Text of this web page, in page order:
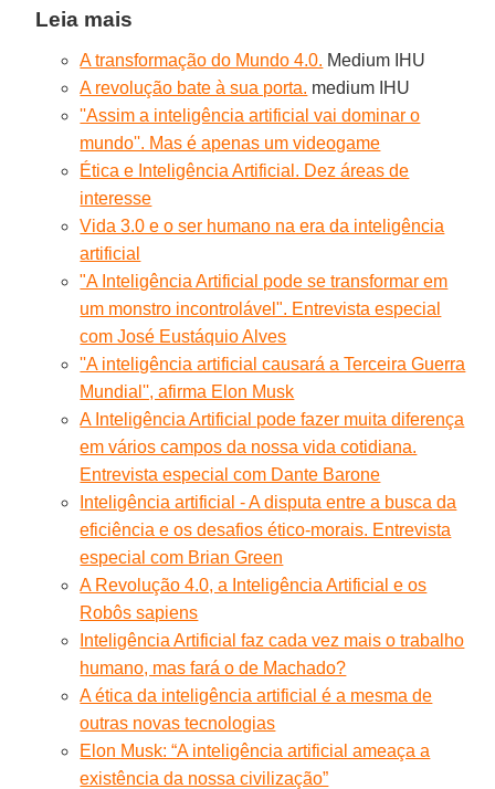
Leia mais
A transformação do Mundo 4.0. Medium IHU
A revolução bate à sua porta. medium IHU
''Assim a inteligência artificial vai dominar o
mundo''. Mas é apenas um videogame
Ética e Inteligência Artificial. Dez áreas de
interesse
Vida 3.0 e o ser humano na era da inteligência
artificial
"A Inteligência Artificial pode se transformar em
um monstro incontrolável". Entrevista especial
com José Eustáquio Alves
''A inteligência artificial causará a Terceira Guerra
Mundial'', afirma Elon Musk
A Inteligência Artificial pode fazer muita diferença
em vários campos da nossa vida cotidiana.
Entrevista especial com Dante Barone
Inteligência artificial - A disputa entre a busca da
eficiência e os desafios ético-morais. Entrevista
especial com Brian Green
A Revolução 4.0, a Inteligência Artificial e os
Robôs sapiens
Inteligência Artificial faz cada vez mais o trabalho
humano, mas fará o de Machado?
A ética da inteligência artificial é a mesma de
outras novas tecnologias
Elon Musk: “A inteligência artificial ameaça a
existência da nossa civilização”